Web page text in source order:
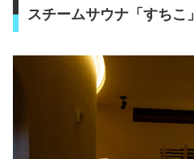
スチームサウナ「すちこ」